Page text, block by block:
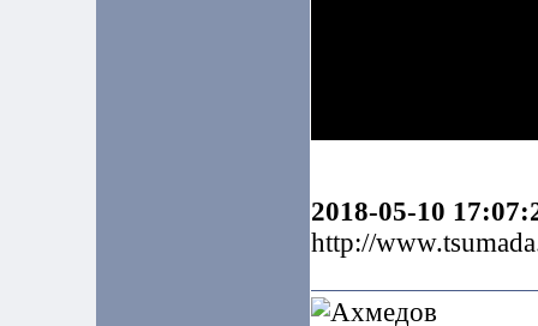
2018-05-10
http://